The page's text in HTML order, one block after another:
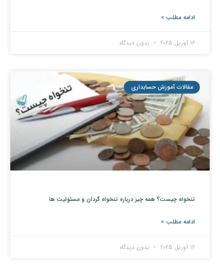
ادامه مطلب »
16 آوریل 2025 بدون دیدگاه
مقالات آموزش حسابداری
تنخواه چیست؟ همه چیز درباره تنخواه گردان و مسئولیت ها
ادامه مطلب »
12 آوریل 2025 بدون دیدگاه